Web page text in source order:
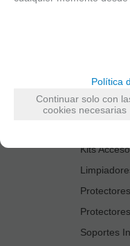
Cañas
Estuches
Estuches
Kits
Soportes
Política
Continuar solo con
cookies necesarias